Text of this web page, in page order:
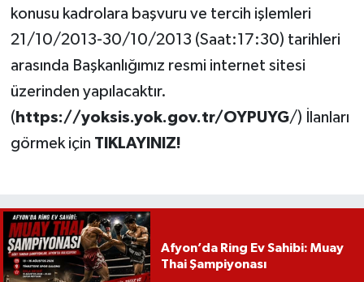
konusu kadrolara başvuru ve tercih işlemleri
21/10/2013-30/10/2013 (Saat:17:30) tarihleri
arasında Başkanlığımız resmi internet sitesi
üzerinden yapılacaktır.
( https://yoksis.yok.gov.tr/OYPUYG/) İlanları
görmek için TIKLAYINIZ!
Afyon’da Ring Ev Sahibi: Muay
Thai Şampiyonası